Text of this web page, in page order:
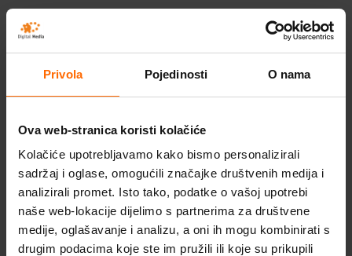
Privola Pojedinosti O nama
Ova web-stranica koristi kolačiće
Kolačiće upotrebljavamo kako bismo personalizirali
sadržaj i oglase, omogućili značajke društvenih medija i
analizirali promet. Isto tako, podatke o vašoj upotrebi
naše web-lokacije dijelimo s partnerima za društvene
medije, oglašavanje i analizu, a oni ih mogu kombinirati s
drugim podacima koje ste im pružili ili koje su prikupili
WETO Liberta Prima
Pogledajte prospekt LibertaPrima
jednostavnog programa za konstruiranje
drvenih krovišta